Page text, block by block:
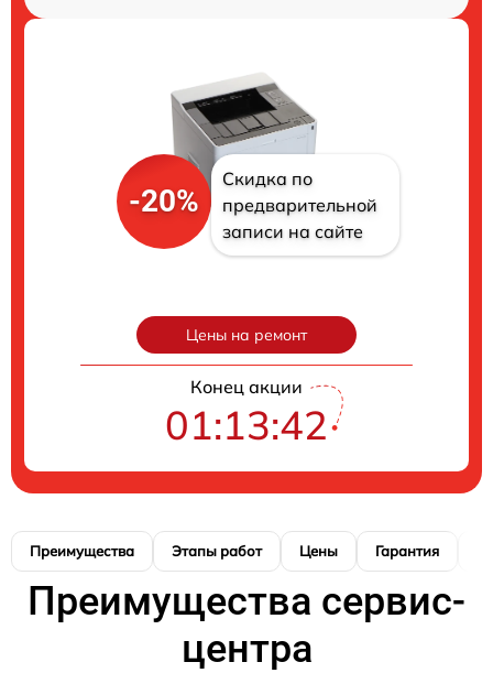
-20%
Скидка по
предварительной
записи на сайте
Цены на ремонт
Конец акции
01:13:41
Преимущества Этапы работ Цены Гарантия
Преимущества сервис-
центра